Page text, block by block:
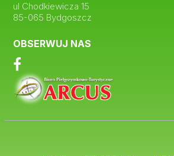
ul Chodkiewicza 15
85-065 Bydgoszcz
OBSERWUJ NAS